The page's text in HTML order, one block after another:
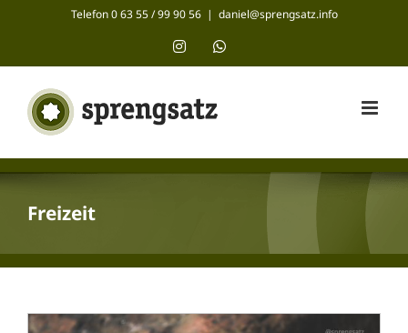
Telefon 0 63 55 / 99 90 56 | daniel@sprengsatz.info
InstagramWhatsApp
Freizeit